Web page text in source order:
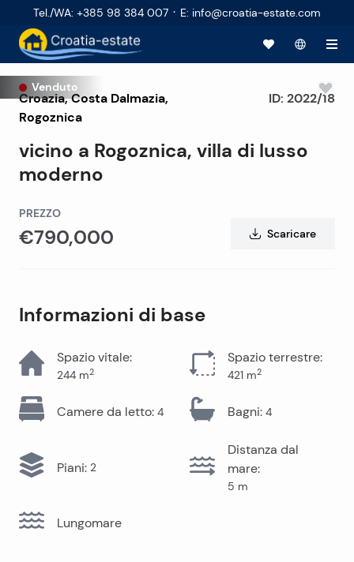
Tel./WA: +385 98 384 007 · E: info@croatia-estate.com
Venduto
Croazia,Costa Dalmazia,
Rogoznica
vicino a Rogoznica, villa di lusso
moderno
ID: 2022/18
PREZZO
€790,000 Scaricare
Informazioni di base
Spazio vitale:
244 m2
Spazio terrestre:
421 m2
Camere da letto: 4 Bagni: 4
Piani: 2
Distanza dal
mare:
5 m
Lungomare